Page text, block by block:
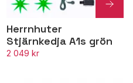
Herrnhuter
Stjärnkedja A1s grön
2 049 kr